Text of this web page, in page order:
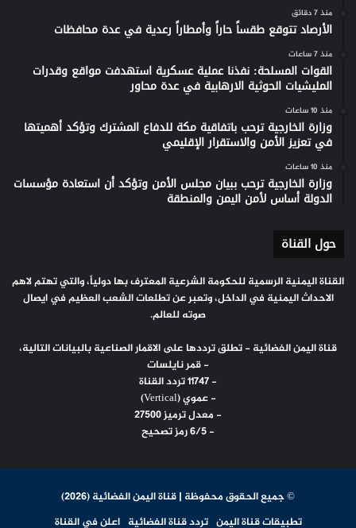
منذ 7 دقائق
الأرصاد تتوقع طقساً حاراً وأمطاراً رعدية في عدة محافظات
منذ 7 ساعات
القوات المسلحة: نفذنا عملية عسكرية استهدفت مواقع وقدرات
المليشيات الحوثية الارهابية في عدة محاور
منذ 10 ساعات
وزارة الخارجية ترحب باتفاقية مكة للدفاع المشترك وتؤكد أهميتها
في تعزيز الأمن والاستقرار الإقليمي
منذ 10 ساعات
وزارة الخارجية ترحب ببيان مجلس الأمن وتؤكد أن استعادة مؤسسات
الدولة أساس لأمن اليمن والمنطقة
حول القناة
القناة اليمنية الرسمية للحكومة الشرعية المعترف بها دولياً، والتي تهتم لاهم
الاحداث اليمنية في الداخل، وتعبر عن تطلعات الشعب العظيم في ايصال
صوته للعالم.
قناة اليمن الفضائية - تطلق ترددها على الاقمار الصناعية بالبيانات التالية،
- قمر نايلسات
- 11747 تردد القناة
- عموي (Vertical)
- معدل ترميز 27500
- 6/5 رمز تصحيح
© جميع الحقوق محفوظة | قناة اليمن الفضائية (2026)
تطبيقات قناة اليمن تردد قناة الفضائية اعلن في القناة